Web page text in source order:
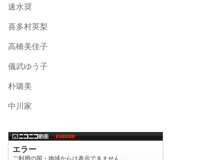
速水奨
喜多村英梨
高橋美佳子
儀武ゆう子
朴璐美
中川家